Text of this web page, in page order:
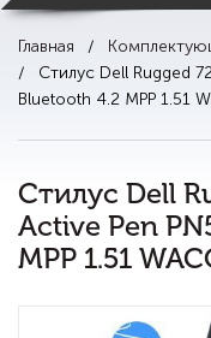
Главная
Стилус Dell Rugged
Bluetooth 4.2 MPP 1.51
Стилус Dell
Active Pen
MPP 1.51